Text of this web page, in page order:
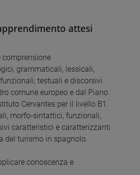
attesi
comprensione
grammaticali, lessicali,
testuali e discorsivi
comune europeo e dal Piano
Cervantes per il livello B1.
morfo-sintattici, funzionali,
caratteristici e caratterizzanti
del turismo in spagnolo.
conoscenza e